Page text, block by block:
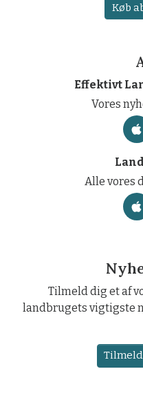
Køb
Effektivt
Vores
Alle vores
Tilmeld dig et af
landbrugets vigtigste